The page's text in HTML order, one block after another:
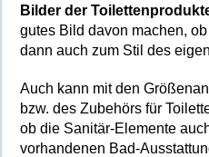
Bilder der
gutes Bild davon machen,
dann auch zum Stil des
Auch kann mit den
bzw. des Zubehörs für
ob die Sanitär-Elemente
vorhandenen Bad-